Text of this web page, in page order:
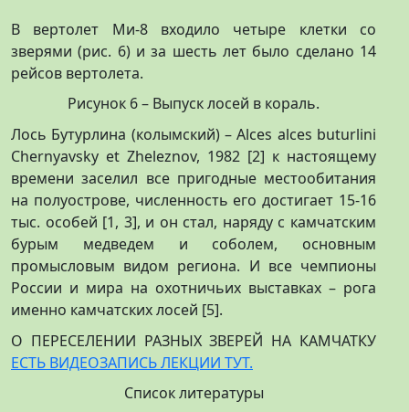
В вертолет Ми-8 входило четыре клетки со
зверями (рис. 6) и за шесть лет было сделано 14
рейсов вертолета.
Рисунок 6 – Выпуск лосей в кораль.
Лось Бутурлина (колымский) – Alces alces buturlini
Chernyavsky et Zheleznov, 1982 [2] к настоящему
времени заселил все пригодные местообитания
на полуострове, численность его достигает 15-16
тыс. особей [1, 3], и он стал, наряду с камчатским
бурым медведем и соболем, основным
промысловым видом региона. И все чемпионы
России и мира на охотничьих выставках – рога
именно камчатских лосей [5].
О ПЕРЕСЕЛЕНИИ РАЗНЫХ ЗВЕРЕЙ НА КАМЧАТКУ
ЕСТЬ ВИДЕОЗАПИСЬ ЛЕКЦИИ ТУТ.
Список литературы